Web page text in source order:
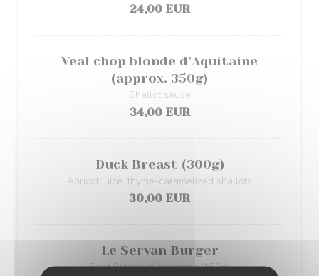
24,00 EUR
Veal chop blonde d’Aquitaine
(approx. 350g)
Shallot sauce
34,00 EUR
Duck Breast (300g)
Apricot juice, thyme-caramelized shallots
30,00 EUR
Le Servan Burger
Beef Blonde d’Aquitaine (150g)